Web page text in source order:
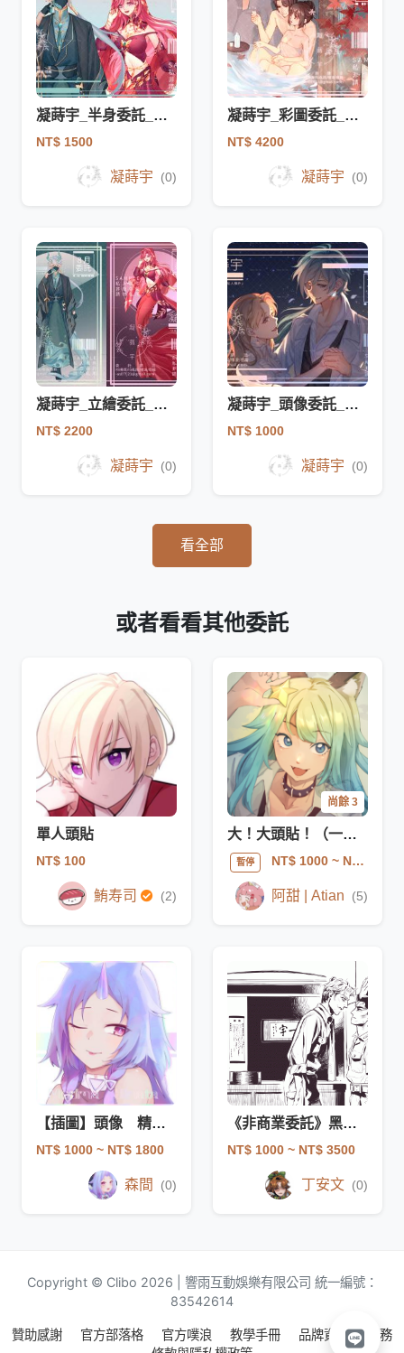
凝蒔宇_半身委託_固定金額_範圍及腰
NT$ 1500
凝蒔宇 (0)
凝蒔宇_彩圖委託_固定金額_範圍不限_畫面人數1-2人
NT$ 4200
凝蒔宇 (0)
凝蒔宇_立繪委託_全身委託_固定金額_範圍全身
NT$ 2200
凝蒔宇 (0)
凝蒔宇_頭像委託_固定金額_範圍胸下
NT$ 1000
凝蒔宇 (0)
看全部
或者看看其他委託
單人頭貼
NT$ 100
鮪寿司 (2)
尚餘 3
大！大頭貼！（一般）
暫停 NT$ 1000~ NT$ 1500
阿甜 | Atian (5)
【插圖】頭像 精緻全彩
NT$ 1000 ~ NT$ 1800
森間 (0)
《非商業委託》黑白塗鴉委託 | 驚喜包
NT$ 1000 ~ NT$ 3500
丁安文 (0)
Copyright © Clibo 2026 | 響雨互動娛樂有限公司 統一編號：
83542614
贊助感謝 官方部落格 官方噗浪 教學手冊 品牌資源
服務